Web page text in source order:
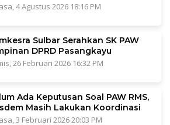
4 Agustus 2026 18:16 PM
Sulbar Serahkan SK PAW
DPRD Pasangkayu
26 Februari 2026 16:32 PM
Ada Keputusan Soal PAW RMS,
Masih Lakukan Koordinasi
3 Februari 2026 20:03 PM